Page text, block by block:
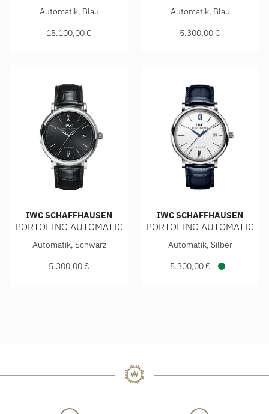
IWC Schaffhausen PORTOFINO AUTOMATIC, Ref:
Automatik, Blau
15.100,00 €
IWC Schaffhausen
Automatik, Blau
5.300,00 €
IWC SCHAFFHAUSEN
PORTOFINO AUTOMATIC
IWC Schaffhausen PORTOFINO AUTOMATIC, Ref:
Automatik, Schwarz
5.300,00 €
IWC SCHAFFHAUSEN
PORTOFINO AUTOMATIC
IWC Schaffhausen
Automatik, Silber
5.300,00 €